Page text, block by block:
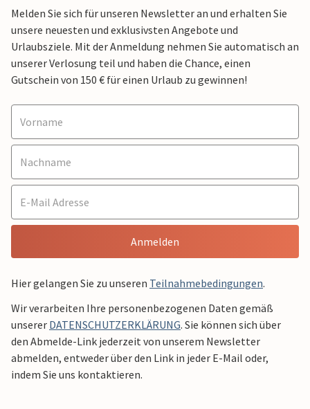
Melden Sie sich für unseren Newsletter an und erhalten Sie
unsere neuesten und exklusivsten Angebote und
Urlaubsziele. Mit der Anmeldung nehmen Sie automatisch an
unserer Verlosung teil und haben die Chance, einen
Gutschein von 150 € für einen Urlaub zu gewinnen!
Anmelden
Hier gelangen Sie zu unseren Teilnahmebedingungen.
Wir verarbeiten Ihre personenbezogenen Daten gemäß
unserer DATENSCHUTZERKLÄRUNG. Sie können sich über
den Abmelde-Link jederzeit von unserem Newsletter
abmelden, entweder über den Link in jeder E-Mail oder,
indem Sie uns kontaktieren.